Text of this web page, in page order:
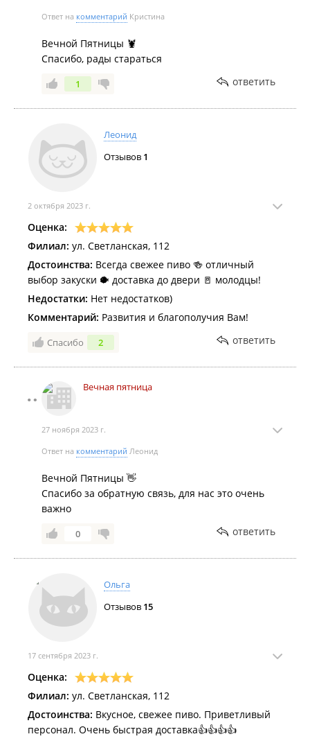
Ответ на комментарий Кристина
Вечной Пятницы 🦞
Спасибо, рады стараться
1 ответить
Леонид
Отзывов 1
2 октября 2023 г.
Оценка:
Филиал: ул. Светланская, 112
Достоинства: Всегда свежее пиво 🍻 отличный
выбор закуски 🐡 доставка до двери 🚪 молодцы!
Недостатки: Нет недостатков)
Комментарий: Развития и благополучия Вам!
Спасибо 2 ответить
Вечная пятница
27 ноября 2023 г.
Ответ на комментарий Леонид
Вечной Пятницы 👋
Спасибо за обратную связь, для нас это очень
важно
0 ответить
Ольга
Отзывов 15
17 сентября 2023 г.
Оценка:
Филиал: ул. Светланская, 112
Достоинства: Вкусное, свежее пиво. Приветливый
персонал. Очень быстрая доставка👍👍👍👍